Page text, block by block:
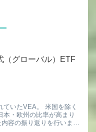
（グローバル）ETF
いたVEA。 米国を除く
・欧州の比率が高まり
容の振り返りを行いまし